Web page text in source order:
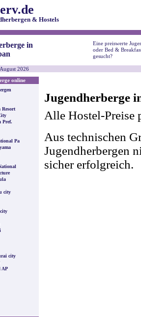
& Hostels
in
Eine preiswerte
oder Bed &
gesucht?
2026
online
Resort
Pref.
Pa
city
city
AP
Jugendherberge
Alle Hostel-Preise
Aus technischen
Jugendherbergen
sicher erfolgreich.